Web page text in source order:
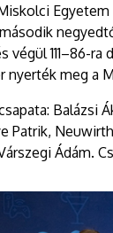
Egyetem
végül 111–86-
nyerték meg a
Balázsi
Patrik,
Ádám.